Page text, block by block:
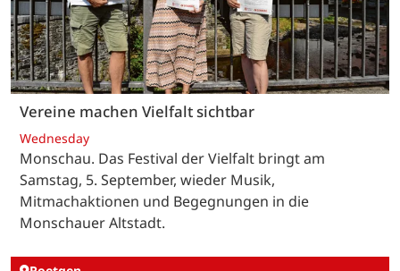
Vereine machen Vielfalt sichtbar
Wednesday
Monschau. Das Festival der Vielfalt bringt am
Samstag, 5. September, wieder Musik,
Mitmachaktionen und Begegnungen in die
Monschauer Altstadt.